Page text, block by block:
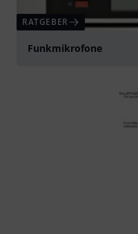
RATGEBER
Funkmikrofone